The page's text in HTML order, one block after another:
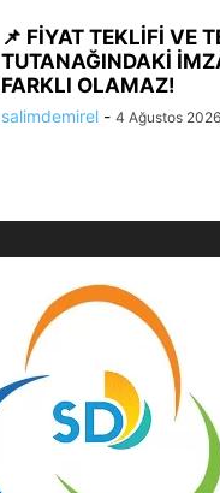
📌 FİYAT TEKLİFİ VE
TUTANAĞINDAKİ
FARKLI OLAMAZ!
salimdemirel - 4 Ağustos 2026